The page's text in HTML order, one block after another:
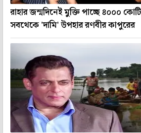
রাহার জন্মদিনেই মুক্তি পাচ্ছে ৪০০০
সবথেকে 'দামি' উপহার রণবীর কাপুরের